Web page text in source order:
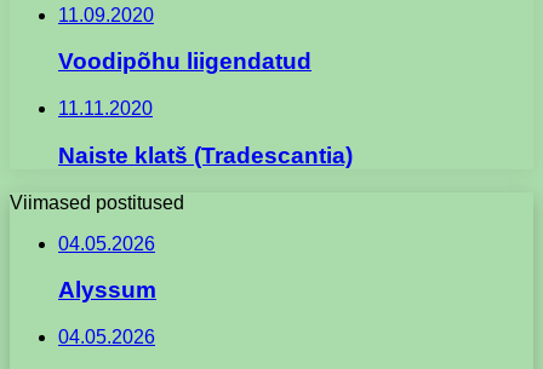
11.09.2020
Voodipõhu liigendatud
11.11.2020
Naiste klatš (Tradescantia)
Viimased postitused
04.05.2026
Alyssum
04.05.2026